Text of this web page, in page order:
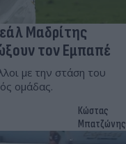
Μαδρίτης
τον Εμπαπέ
με την στάση του
ομάδας.
Κώστας
Μπατζώνης